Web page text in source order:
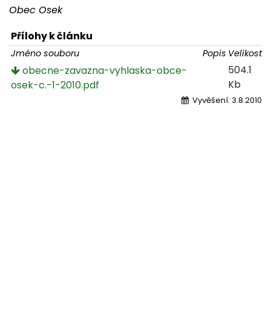
Obec Osek
Přílohy k článku
Jméno souboru Popis Velikost
obecne-zavazna-vyhlaska-obce-
osek-c.-1-2010.pdf
504.1
Kb
Vyvěšení: 3.8.2010